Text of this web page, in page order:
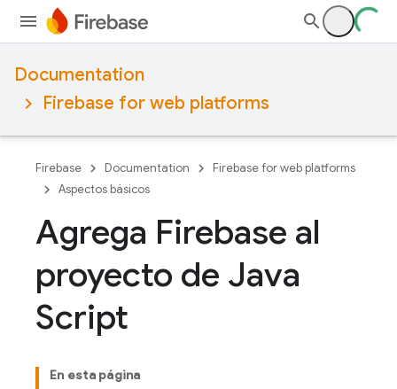
Documentation
Firebase for web platforms
Firebase Documentation
Firebase for web platforms
Aspectos básicos
Agrega Firebase al
proyecto de Java
Script
En esta página